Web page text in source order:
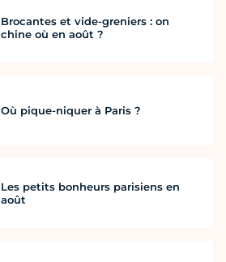
Brocantes et vide-greniers : on
chine où en août ?
Où pique-niquer à Paris ?
Les petits bonheurs parisiens en
août